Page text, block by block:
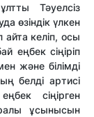
Тәуелсіз
өзіндік үлкен
келіп, осы
еңбек сіңіріп
және білімді
белді артисі
сіңірген
ұсынысын